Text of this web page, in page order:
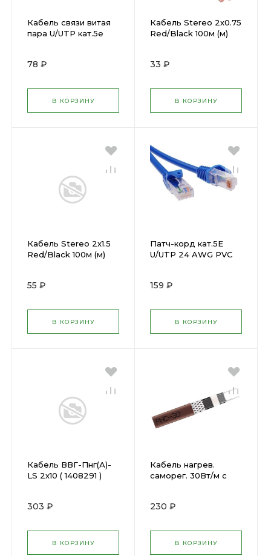
Кабель связи витая
пара U/UTP кат.5е
292400
78 ₽
В КОРЗИНУ
Кабель Stereo 2х0.75
Red/Black 100м (м)
33 ₽
В КОРЗИНУ
Кабель Stereo 2х1.5
Red/Black 100м (м)
55 ₽
В КОРЗИНУ
Патч-корд кат.5E
U/UTP 24 AWG PVC
5EU-CUPVC-15M (
159 ₽
В КОРЗИНУ
Кабель ВВГ-Пнг(А)-
LS 2х10 ( 1408291 )
303 ₽
В КОРЗИНУ
Кабель нагрев.
саморег. 30Вт/м с
Meyer PHC-30 (
230 ₽
В КОРЗИНУ